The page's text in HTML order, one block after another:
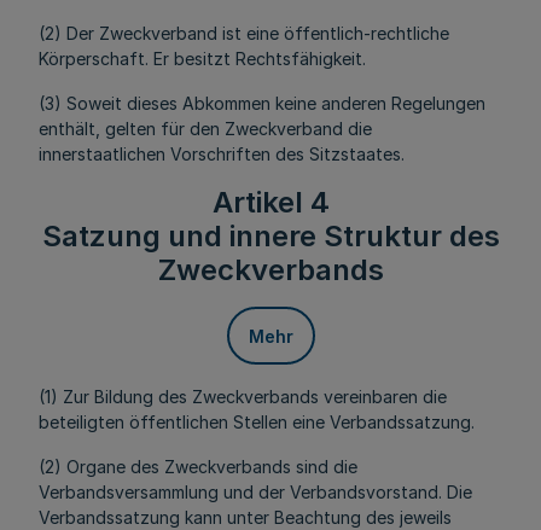
(2) Der Zweckverband ist eine öffentlich-rechtliche
Körperschaft. Er besitzt Rechtsfähigkeit.
(3) Soweit dieses Abkommen keine anderen Regelungen
enthält, gelten für den Zweckverband die
innerstaatlichen Vorschriften des Sitzstaates.
Artikel 4
Satzung und innere Struktur des
Zweckverbands
Mehr
(1) Zur Bildung des Zweckverbands vereinbaren die
beteiligten öffentlichen Stellen eine Verbandssatzung.
(2) Organe des Zweckverbands sind die
Verbandsversammlung und der Verbandsvorstand. Die
Verbandssatzung kann unter Beachtung des jeweils